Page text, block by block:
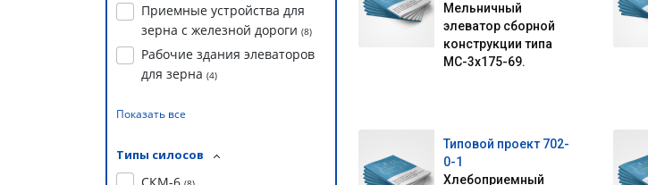
Приемные устройства для
зерна с железной дороги (8)
Рабочие здания элеваторов
для зерна (4)
Показать все
Типы силосов
Мельничный
элеватор сборной
конструкции типа
МС-3х175-69.
Типовой проект 702-
0-1
Хлебоприемный